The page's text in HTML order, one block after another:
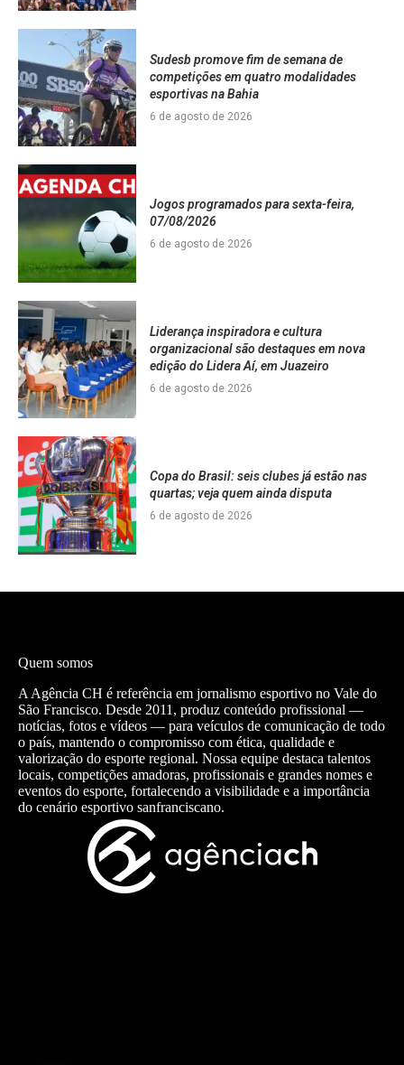
Sudesb promove fim de semana de
competições em quatro modalidades
esportivas na Bahia
6 de agosto de 2026
Jogos programados para sexta-feira,
07/08/2026
6 de agosto de 2026
Liderança inspiradora e cultura
organizacional são destaques em nova
edição do Lidera Aí, em Juazeiro
6 de agosto de 2026
Copa do Brasil: seis clubes já estão nas
quartas; veja quem ainda disputa
6 de agosto de 2026
Quem somos
A Agência CH é referência em jornalismo esportivo no Vale do
São Francisco. Desde 2011, produz conteúdo profissional —
notícias, fotos e vídeos — para veículos de comunicação de todo
o país, mantendo o compromisso com ética, qualidade e
valorização do esporte regional. Nossa equipe destaca talentos
locais, competições amadoras, profissionais e grandes nomes e
eventos do esporte, fortalecendo a visibilidade e a importância
do cenário esportivo sanfranciscano.